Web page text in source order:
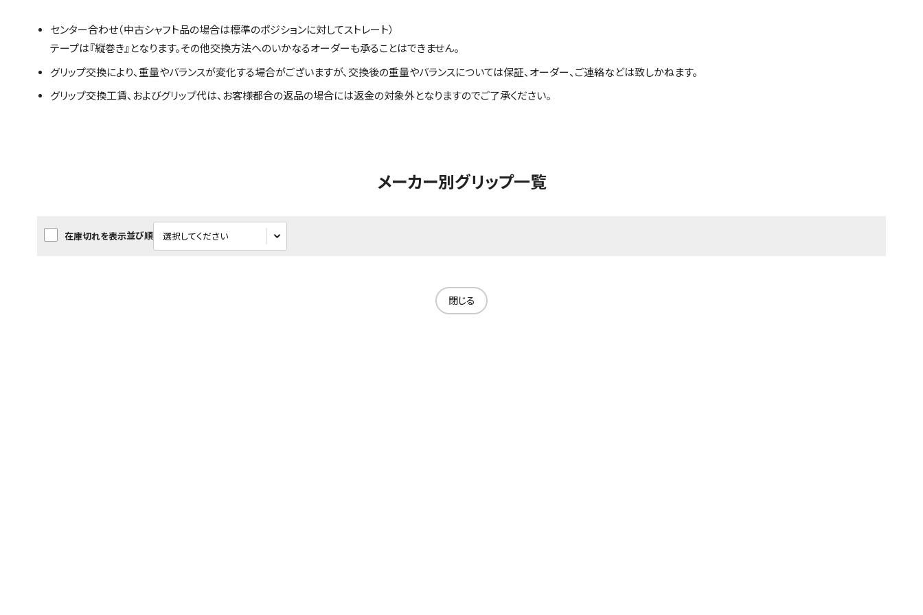
センター合わせ（中古シャフト品の場合は標準のポジションに対してストレート）
テープは『縦巻き』となります。その他交換方法へのいかなるオーダーも承ることはできません。
グリップ交換により、重量やバランスが変化する場合がございますが、交換後の重量やバランスについては保証、オーダー、ご連絡などは致しかねます。
グリップ交換工賃、およびグリップ代は、お客様都合の返品の場合には返金の対象外となりますのでご了承ください。
メーカー別グリップ一覧
在庫切れを表示並び順
閉じる